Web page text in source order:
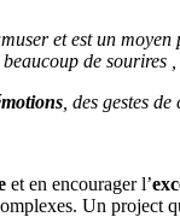
et est un
de sourires
, des gestes
et en encourager l’
Un project